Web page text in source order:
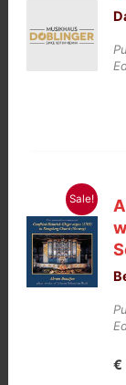
Sale!
€